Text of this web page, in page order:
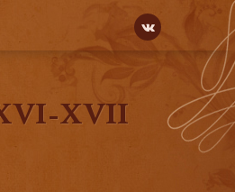
XVI-XVII